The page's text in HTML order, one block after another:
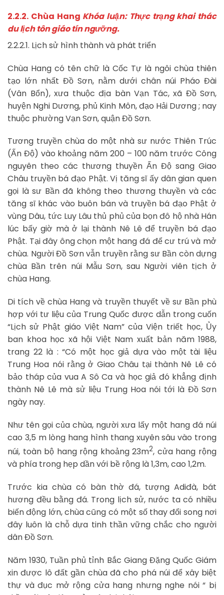
2.2.2. Chùa Hang Khóa luận: Thực trạng khai thác
du lịch tôn giáo tín ngưỡng.
2.2.2.1. Lịch sử hình thành và phát triển
Chùa Hang có tên chữ là Cốc Tự là ngôi chùa thiên
tạo lớn nhất Đồ Sơn, nằm dưới chân núi Pháo Đài
(Vân Bổn), xưa thuộc địa bàn Vạn Tác, xã Đồ Sơn,
huyện Nghi Dương, phủ Kinh Môn, đạo Hải Dương ; nay
thuộc phường Vạn Sơn, quận Đồ Sơn.
Tương truyền chùa do một nhà sư nước Thiên Trúc
(Ấn Độ) vào khoảng năm 200 – 100 năm trước Công
nguyên theo các thương thuyền Ấn Độ sang Giao
Châu truyền bá đạo Phật. Vị tăng sĩ ấy dân gian quen
gọi là sư Bần đã không theo thương thuyền và các
tăng sĩ khác vào buôn bán và truyền bá đạo Phật ở
vùng Dâu, tức Luy Lâu thủ phủ của bọn đô hộ nhà Hán
lúc bấy giờ mà ở lại thành Nê Lê để truyền bá đạo
Phật. Tại đây ông chọn một hang đá để cư trú và mở
chùa. Người Đồ Sơn vẫn truyền rằng sư Bần còn dựng
chùa Bần trên núi Mẫu Sơn, sau Người viên tịch ở
chùa Hang.
Di tích về chùa Hang và truyền thuyết về sư Bần phù
hợp với tư liệu của Trung Quốc được dẫn trong cuốn
“Lịch sử Phật giáo Việt Nam” của Viện triết học, Ủy
ban khoa học xã hội Việt Nam xuất bản năm 1988,
trang 22 là : “Có một học giả dựa vào một tài liệu
Trung Hoa nói rằng ở Giao Châu tại thành Nê Lê có
bảo tháp của vua A Sô Ca và học giả đó khẳng định
thành Nê Lê mà sử liệu Trung Hoa nói tới là Đồ Sơn
ngày nay.
Như tên gọi của chùa, người xưa lấy một hang đá núi
cao 3,5 m lòng hang hình thang xuyên sâu vào trong
núi, toàn bộ hang rộng khoảng 23m2, cửa hang rộng
và phía trong hẹp dần với bề rộng là 1,3m, cao 1,2m.
Trước kia chùa có bàn thờ đá, tượng Adiđà, bát
hương đều bằng đá. Trong lịch sử, nước ta có nhiều
biến động lớn, chùa cũng có một số thay đổi song nơi
đây luôn là chỗ dựa tinh thần vững chắc cho người
dân Đồ Sơn.
Năm 1930, Tuần phủ tỉnh Bắc Giang Đặng Quốc Giám
xin được lô đất gần chùa đã cho phá núi để xây biệt
thự và đục mở rộng cửa hang nhưng nghe nói “ bị